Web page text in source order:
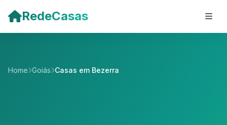
RedeCasas
Home Goiás Casas em Bezerra